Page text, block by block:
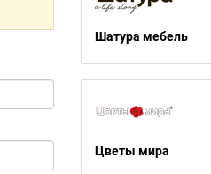
Шатура мебель
Цветы мира